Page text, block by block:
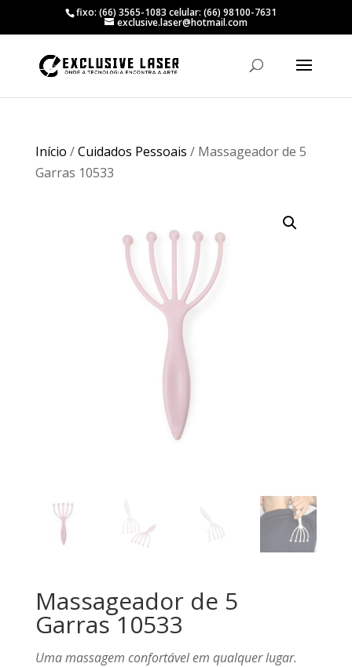
fixo: (66) 3565-1083 celular: (66) 98100-7631
exclusive.laser@hotmail.com
Início /Cuidados Pessoais / Massageador de 5
Garras 10533
Massageador de 5
Garras 10533
Uma massagem confortável em qualquer lugar.